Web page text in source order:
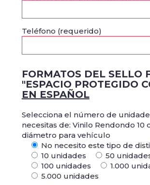
Teléfono (requerido)
FORMATOS DEL SELLO
"ESPACIO PROTEGIDO
EN ESPAÑOL
Selecciona el número de
necesitas de: Vinilo Rendondo 10
diámetro para vehículo
No necesito este tipo de
10 unidades
50
100 unidades
1.000
5.000 unidades